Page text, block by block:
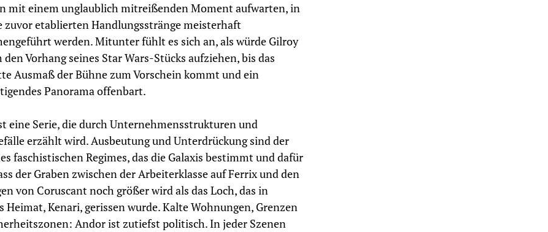
mit einem unglaublich mitreißenden Moment aufwarten, in
zuvor etablierten Handlungsstränge meisterhaft
werden. Mitunter fühlt es sich an, als würde Gilroy
den Vorhang seines Star Wars-Stücks aufziehen, bis das
Ausmaß der Bühne zum Vorschein kommt und ein
Panorama offenbart.
eine Serie, die durch Unternehmensstrukturen und
erzählt wird. Ausbeutung und Unterdrückung sind der
faschistischen Regimes, das die Galaxis bestimmt und dafür
der Graben zwischen der Arbeiterklasse auf Ferrix und den
von Coruscant noch größer wird als das Loch, das in
Heimat, Kenari, gerissen wurde. Kalte Wohnungen, Grenzen
Andor ist zutiefst politisch. In jeder Szenen